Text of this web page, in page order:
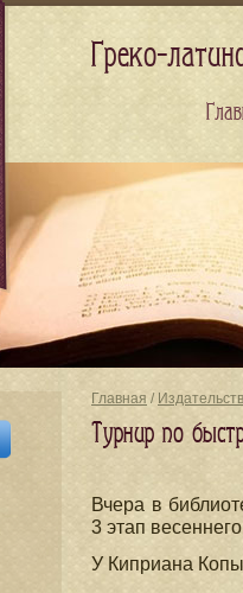
Главная /
Турнир по
Вчера в
3 этап
У Киприана
Греко-